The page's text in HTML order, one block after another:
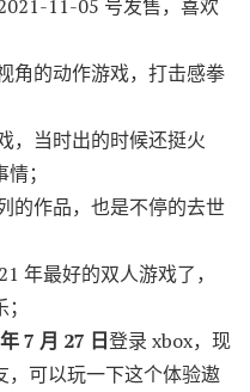
11-05 号发售，喜欢
角的动作游戏，打击感拳
，当时出的时候还挺火
；
的作品，也是不停的去世
年最好的双人游戏了，
7 月 27 日登录 xbox，现
，可以玩一下这个体验遨